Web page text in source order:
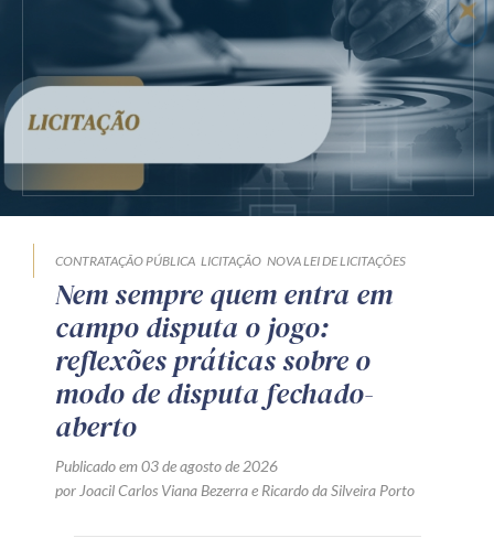
CONTRATAÇÃO PÚBLICA LICITAÇÃO NOVA LEI DE LICITAÇÕES
Nem sempre quem entra em
campo disputa o jogo:
reflexões práticas sobre o
modo de disputa fechado-
aberto
Publicado em 03 de agosto de 2026
por Joacil Carlos Viana Bezerrae Ricardo da Silveira Porto